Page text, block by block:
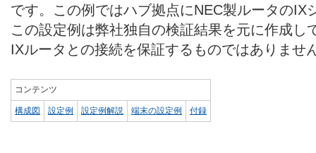
です。この例ではハブ拠点にNEC製ルータのIX
この設定例は弊社独自の検証結果を元に作成し
IXルータとの接続を保証するものではありませ
コンテンツ
構成図 設定例 設定例解説 端末の設定例 付録